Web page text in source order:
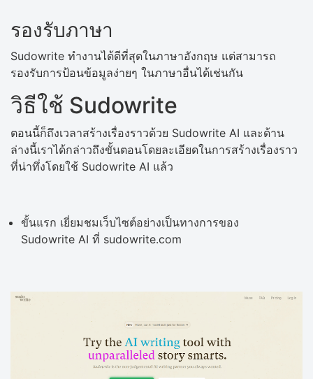
รองรับภาษา
Sudowrite ทำงานได้ดีที่สุดในภาษาอังกฤษ แต่สามารถ
รองรับการป้อนข้อมูลง่ายๆ ในภาษาอื่นได้เช่นกัน
วิธีใช้ Sudowrite
ตอนนี้ก็ถึงเวลาสร้างเรื่องราวด้วย Sudowrite AI และด้าน
ล่างนี้เราได้กล่าวถึงขั้นตอนโดยละเอียดในการสร้างเรื่องราว
ที่น่าทึ่งโดยใช้ Sudowrite AI แล้ว
ขั้นแรก เยี่ยมชมเว็บไซต์อย่างเป็นทางการของ
Sudowrite AI ที่ sudowrite.com